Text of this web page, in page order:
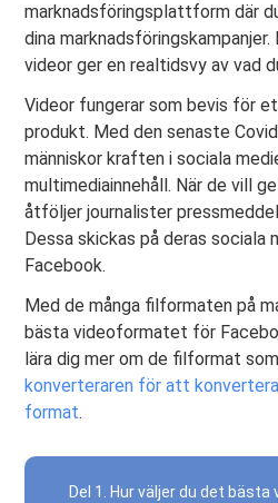
marknadsföringsplattform där
dina
videor ger en realtidsvy av vad
Videor fungerar som bevis för
produkt. Med den senaste
människor kraften i sociala
multimediainnehåll. När de vill
åtföljer journalister
Dessa skickas på deras sociala
Facebook.
Med de många filformaten på
bästa videoformatet för
lära dig mer om de filformat
konverteraren för att
format.
Del 1. Hur väljer du det